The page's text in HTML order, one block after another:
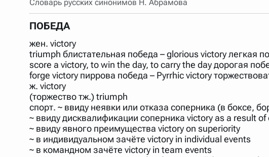
Словарь русских синонимов Н. Абрамова
ПОБЕДА
жен. victory
triumph блистательная победа – glorious victory легкая
score a victory, to win the day, to carry the day дорогая
forge victory пиррова победа – Pyrrhic victory
ж. victory
(торжество тж.) triumph
спорт. ~ ввиду неявки или отказа соперника (в боксе,
~ ввиду дисквалификации соперника victory as a result
~ ввиду явного преимущества victory on superiority
~ в индивидуальном зачёте victory in individual events
~ в командном зачёте victory in team events